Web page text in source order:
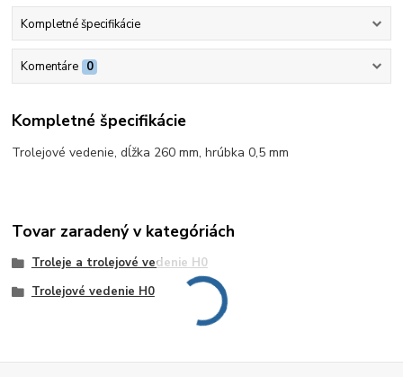
Kompletné špecifikácie
Komentáre 0
Kompletné špecifikácie
Trolejové vedenie, dĺžka 260 mm, hrúbka 0,5 mm
Tovar zaradený v kategóriách
Troleje a trolejové vedenie H0
Trolejové vedenie H0